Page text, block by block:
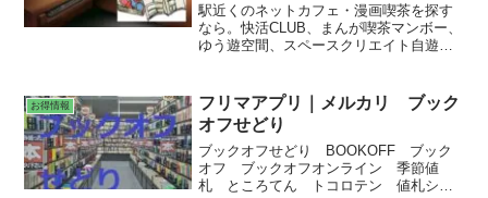
駅近くのネットカフェ・漫画喫茶を探す
なら。快活CLUB、まんが喫茶マンボー、
ゆう遊空間、スペースクリエイト自遊空
ン。
お得情報
フリマアプリ｜メルカリ ブック
オフせどり
ブックオフせどり BOOKOFF ブック
オフ ブックオフオンライン 季節値
札 ところてん トコロテン 値札シー